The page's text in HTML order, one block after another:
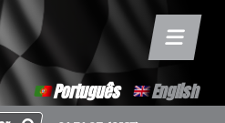
Português English